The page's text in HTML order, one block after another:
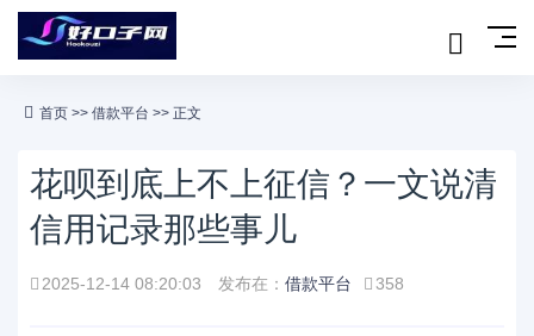
首页 >> 借款平台 >> 正文
花呗到底上不上征信？一文说清
信用记录那些事儿
2025-12-14 08:20:03 发布在： 借款平台 358